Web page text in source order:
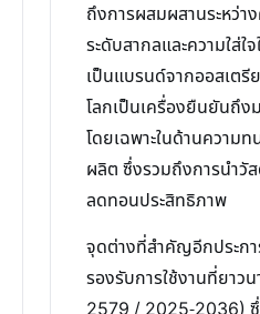
ถึงการผสมผสานระหว่
ระดับสากลและความใส่ใ
เป็นแบรนด์จากออสเต
โลกเป็นเครื่องยืนยันถึง
โดยเฉพาะในด้านความ
ผลิต ซึ่งรวมถึงการนำวัส
ลดทอนประสิทธิภาพ
จุดต่างที่สำคัญอีกประก
รองรับการใช้งานที่ยา